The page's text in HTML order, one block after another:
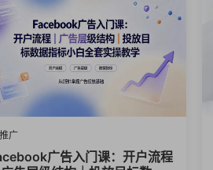
推广
广告入门课：开户流程